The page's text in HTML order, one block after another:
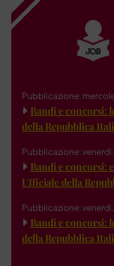
Pubblicazione:
Bandi e concorsi:
della Repubblica
Pubblicazione: venerdì
Bandi e concorsi:
Ufficiale della
Pubblicazione:
Bandi e concorsi:
della Repubblica